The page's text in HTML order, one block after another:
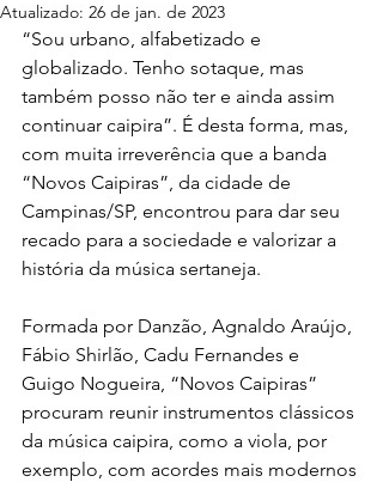
Atualizado: 26 de jan. de 2023
“Sou urbano, alfabetizado e
globalizado. Tenho sotaque, mas
também posso não ter e ainda assim
continuar caipira”. É desta forma, mas,
com muita irreverência que a banda
“Novos Caipiras”, da cidade de
Campinas/SP, encontrou para dar seu
recado para a sociedade e valorizar a
história da música sertaneja.
Formada por Danzão, Agnaldo Araújo,
Fábio Shirlão, Cadu Fernandes e
Guigo Nogueira, “Novos Caipiras”
procuram reunir instrumentos clássicos
da música caipira, como a viola, por
exemplo, com acordes mais modernos